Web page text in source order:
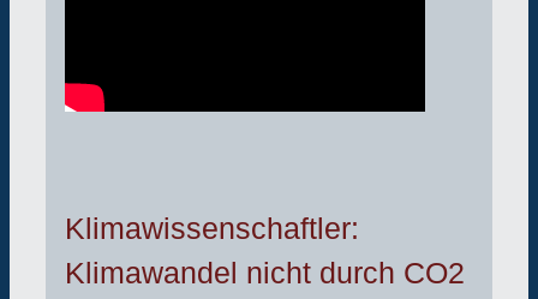
Klimawissenschaftler:
Klimawandel nicht durch CO2